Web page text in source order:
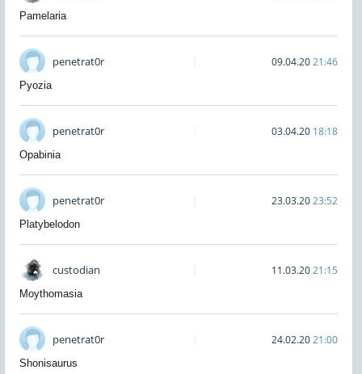
Pamelaria
penetrat0r 09.04.2021:46
Pyozia
penetrat0r 03.04.20 18:18
Opabinia
penetrat0r 23.03.2023:52
Platybelodon
custodian 11.03.2021:15
Moythomasia
penetrat0r 24.02.2021:00
Shonisaurus